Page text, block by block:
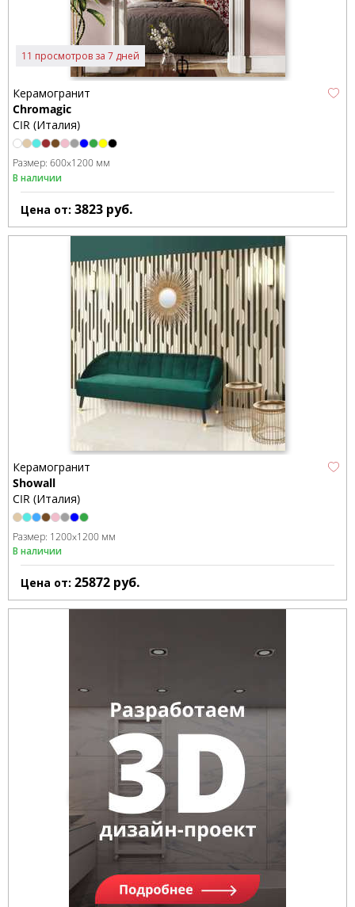
11 просмотров за 7 дней
Керамогранит
Chromagic
CIR (Италия)
Размер: 600x1200 мм
В наличии
Цена от: 3823 руб.
Керамогранит
Showall
CIR (Италия)
Размер: 1200x1200 мм
В наличии
Цена от: 25872 руб.